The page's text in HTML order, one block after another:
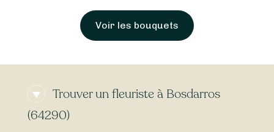
Voir les bouquets
Trouver un fleuriste à Bosdarros
(64290)